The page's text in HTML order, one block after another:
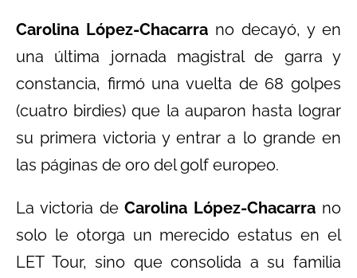
Carolina López-Chacarra no decayó, y en
una última jornada magistral de garra y
constancia, firmó una vuelta de 68 golpes
(cuatro birdies) que la auparon hasta lograr
su primera victoria y entrar a lo grande en
las páginas de oro del golf europeo.
La victoria deCarolina López-Chacarra no
solo le otorga un merecido estatus en el
LET Tour, sino que consolida a su familia